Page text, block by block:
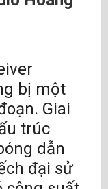
4.2
/ EBU),
RC S cho
bị một
Giai
trúc
dẫn
đại sử